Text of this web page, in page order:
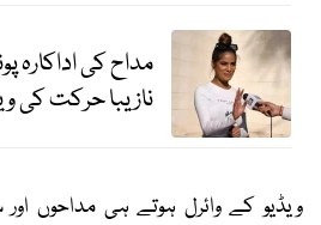
مداح کی اداکارہ
نازیبا حرکت کی
ویڈیو کے وائرل ہوتے ہی مداحوں